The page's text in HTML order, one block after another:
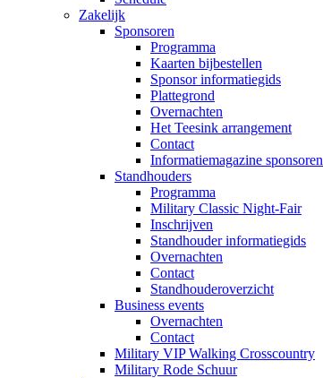
Zakelijk
Sponsoren
Programma
Kaarten bijbestellen
Sponsor informatiegids
Plattegrond
Overnachten
Het Teesink arrangement
Contact
Informatiemagazine sponsoren
Standhouders
Programma
Military Classic Night-Fair
Inschrijven
Standhouder informatiegids
Overnachten
Contact
Standhouderoverzicht
Business events
Overnachten
Contact
Military VIP Walking Crosscountry
Military Rode Schuur